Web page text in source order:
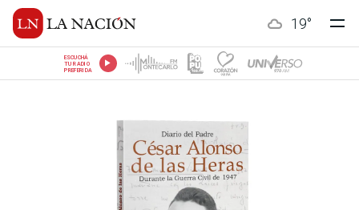
19°
ESCUCHÁ
TU RADIO
PREFERIDA